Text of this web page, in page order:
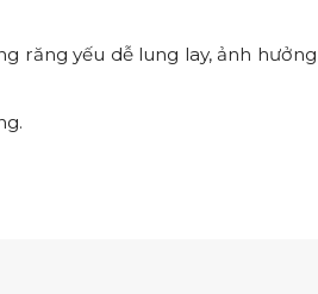
răng yếu dễ lung lay, ảnh